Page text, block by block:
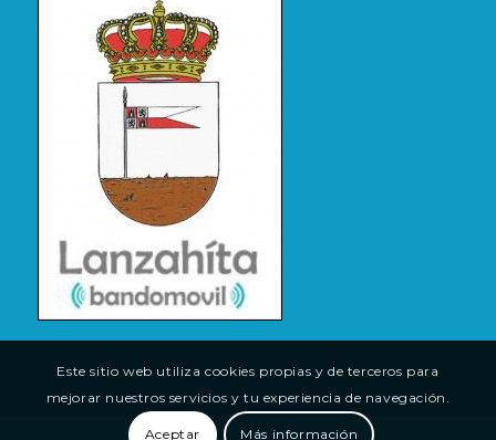
Este sitio web utiliza cookies propias y de terceros para
mejorar nuestros servicios y tu experiencia de navegación.
Aceptar Más información